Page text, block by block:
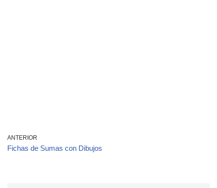
ANTERIOR
Fichas de Sumas con Dibujos